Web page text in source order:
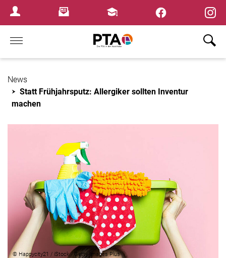
Login MenuNewsletterFortbildungen
Home
News
Statt Frühjahrsputz: Allergiker sollten Inventur
machen
© Happycity21 / iStock / Getty Images Plus
×